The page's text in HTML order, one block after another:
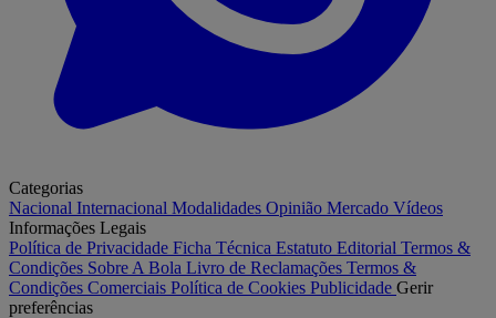
Categorias
Nacional Internacional Modalidades Opinião Mercado Vídeos
Informações Legais
Política de Privacidade Ficha Técnica Estatuto Editorial Termos &
Condições Sobre A Bola Livro de Reclamações Termos &
Condições Comerciais Política de Cookies Publicidade Gerir
preferências